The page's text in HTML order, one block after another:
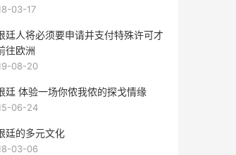
03-17
廷人将必须要申请并支付特殊许可才
往欧洲
08-20
廷 体验一场你侬我侬的探戈情缘
06-24
廷的多元文化
03-06